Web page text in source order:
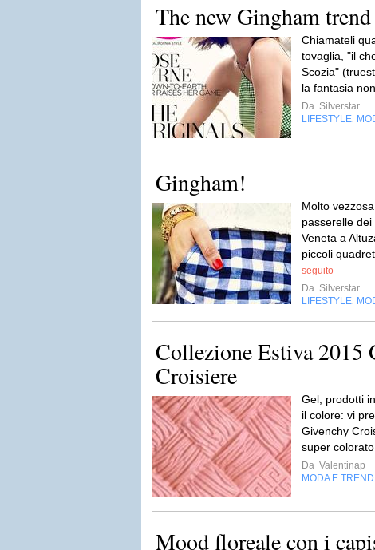
The new Gingham trend
Chiamateli
tovaglia, "il
Scozia"
la fantasia
Da Silverstar
LIFESTYLE
Gingham!
Molto
passerelle
Veneta a
piccoli
seguito
Da Silverstar
LIFESTYLE
Collezione Estiva 2015
Croisiere
Gel, prodotti
il colore: vi
Givenchy
super
Da Valentinap
MODA E TREND
Mood floreale con i